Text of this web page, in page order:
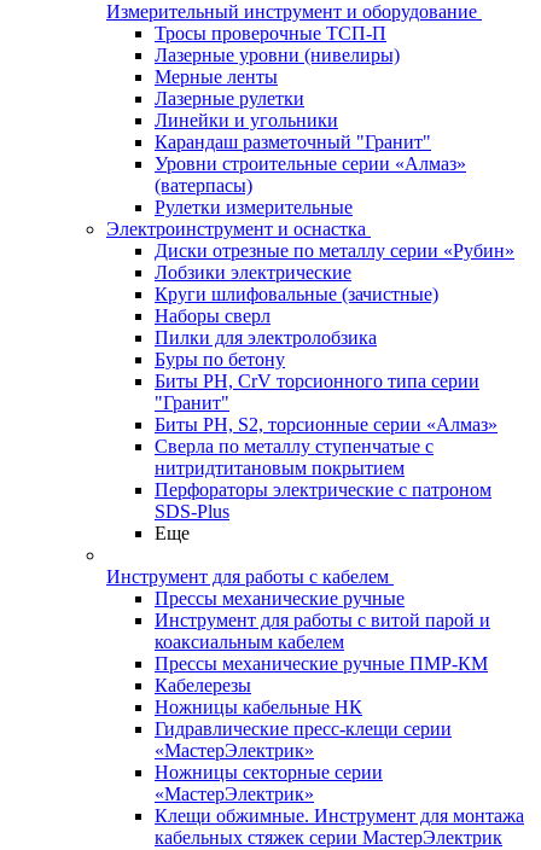
Измерительный инструмент и оборудование
Тросы проверочные ТСП-П
Лазерные уровни (нивелиры)
Мерные ленты
Лазерные рулетки
Линейки и угольники
Карандаш разметочный "Гранит"
Уровни строительные серии «Алмаз»
(ватерпасы)
Рулетки измерительные
Электроинструмент и оснастка
Диски отрезные по металлу серии «Рубин»
Лобзики электрические
Круги шлифовальные (зачистные)
Наборы сверл
Пилки для электролобзика
Буры по бетону
Биты PH, CrV торсионного типа серии
"Гранит"
Биты PH, S2, торсионные серии «Алмаз»
Сверла по металлу ступенчатые с
нитридтитановым покрытием
Перфораторы электрические с патроном
SDS-Plus
Еще
Инструмент для работы с кабелем
Прессы механические ручные
Инструмент для работы с витой парой и
коаксиальным кабелем
Прессы механические ручные ПМР-КМ
Кабелерезы
Ножницы кабельные НК
Гидравлические пресс-клещи серии
«МастерЭлектрик»
Ножницы секторные серии
«МастерЭлектрик»
Клещи обжимные. Инструмент для монтажа
кабельных стяжек серии МастерЭлектрик